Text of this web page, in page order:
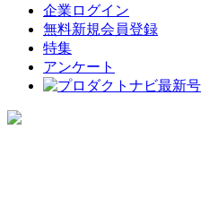
企業ログイン
無料新規会員登録
特集
アンケート